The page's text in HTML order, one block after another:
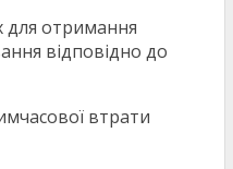
для отримання
відповідно до
втрати